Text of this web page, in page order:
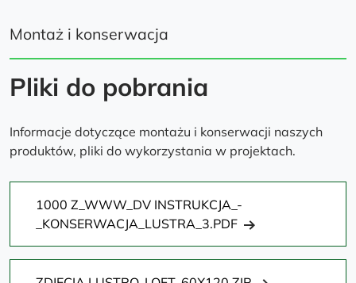
Montaż i konserwacja
Pliki do pobrania
Informacje dotyczące montażu i konserwacji naszych
produktów, pliki do wykorzystania w projektach.
1000 Z_WWW_DV INSTRUKCJA_-
_KONSERWACJA_LUSTRA_3.PDF